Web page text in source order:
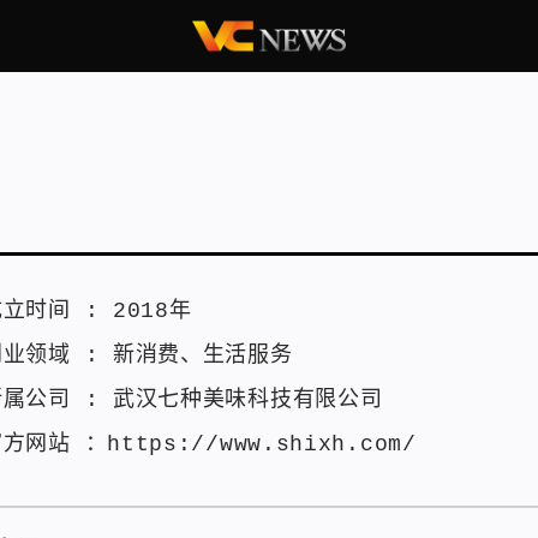
立时间 : 2018年
业领域 : 新消费、 生活服务
属公司 : 武汉七种美味科技有限公司
网站 ： https://www.shixh.com/